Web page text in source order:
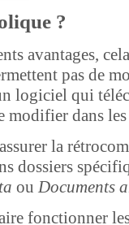
?
avantages,
pas de
logiciel qui
dans les
la
dossiers
ou Documents
fonctionner